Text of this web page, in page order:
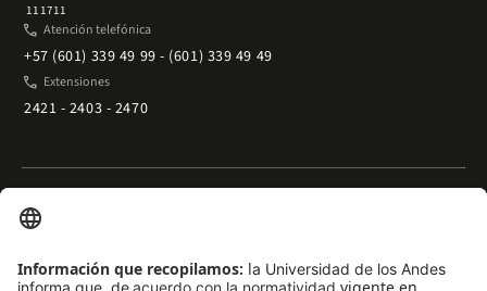
111711
phone Atención telefónica
+57 (601) 339 49 99 - (601) 339 49 49
phone Extensiones
2421 - 2403 - 2470
Enlaces rápidos